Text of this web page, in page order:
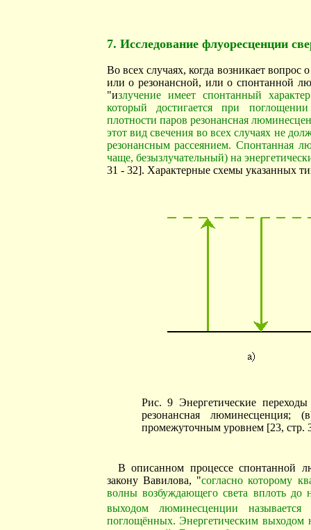
7. Исследование флуоресценции
Во всех случаях, когда возникает
или о резонансной, или о спонтанной
"излучение имеет спонтанный
который достигается при
плотности паров резонансная
этот вид свечения во всех случаях не
резонансным рассеянием. Спонтанная
чаще, безызлучательный) на
31 - 32]. Характерные схемы указанных
Рис. 9 Энергетические
резонансная
промежуточным уровнем [23, стр.
В описанном процессе спонтанной
закону Вавилова, "согласно которому
волны возбуждающего света вплоть
выходом люминесценции
поглощённых. Энергетическим выходом